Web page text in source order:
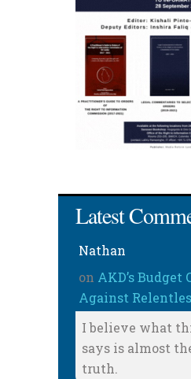
Latest
Nathan
on AKD’s Budget
Against
I believe what
says is almost
truth.